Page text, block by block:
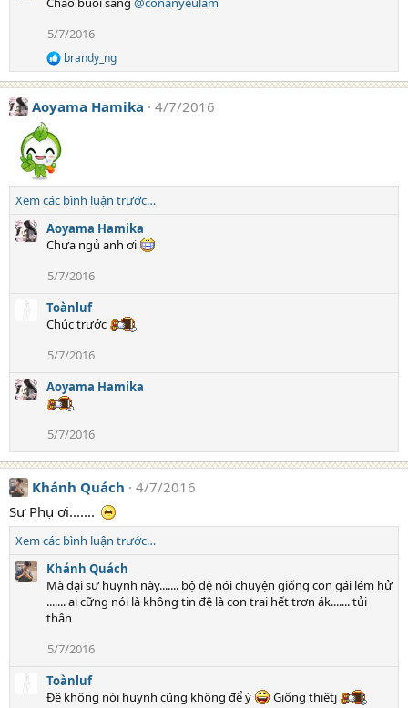
c
o
n
s
5/7/2016
R
e
a
c
t
i
o
n
s
:
brandy_ng
Aoyama Hamika 4/7/2016
Xem các bình luận trước…
Aoyama Hamika
Chưa ngủ anh ơi
5/7/2016
Toànluf
Chúc trước
5/7/2016
Aoyama Hamika
5/7/2016
Khánh Quách
4/7/2016
Sư Phụ ơi.......
Xem các bình luận trước…
Khánh Quách
Mà đại sư huynh này....... bộ đệ nói chuyện giống con gái lém hử
....... ai cững nói là không tin đệ là con trai hết trơn ák....... tủi
thân
5/7/2016
Toànluf
Đệ không nói huynh cũng không để ý
Giống thiêtj